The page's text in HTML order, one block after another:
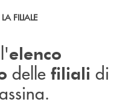
completo delle filiali di
FILIALE
elenco
delle filiali di